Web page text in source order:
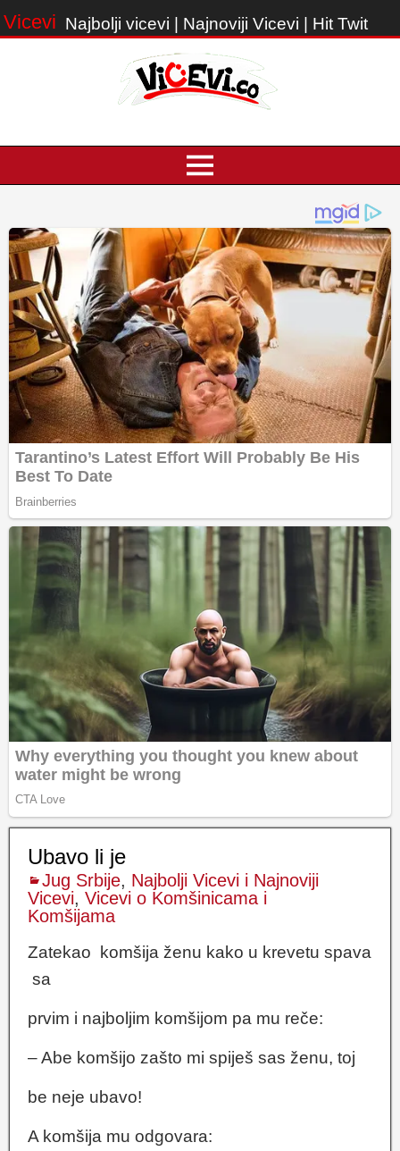
Vicevi Najbolji vicevi | Najnoviji Vicevi | Hit Twit
Ubavo li je
Jug Srbije, Najbolji Vicevi i Najnoviji
Vicevi, Vicevi o Komšinicama i
Komšijama
Zatekao komšija ženu kako u krevetu spava
sa
prvim i najboljim komšijom pa mu reče:
– Abe komšijo zašto mi spiješ sas ženu, toj
be neje ubavo!
A komšija mu odgovara: